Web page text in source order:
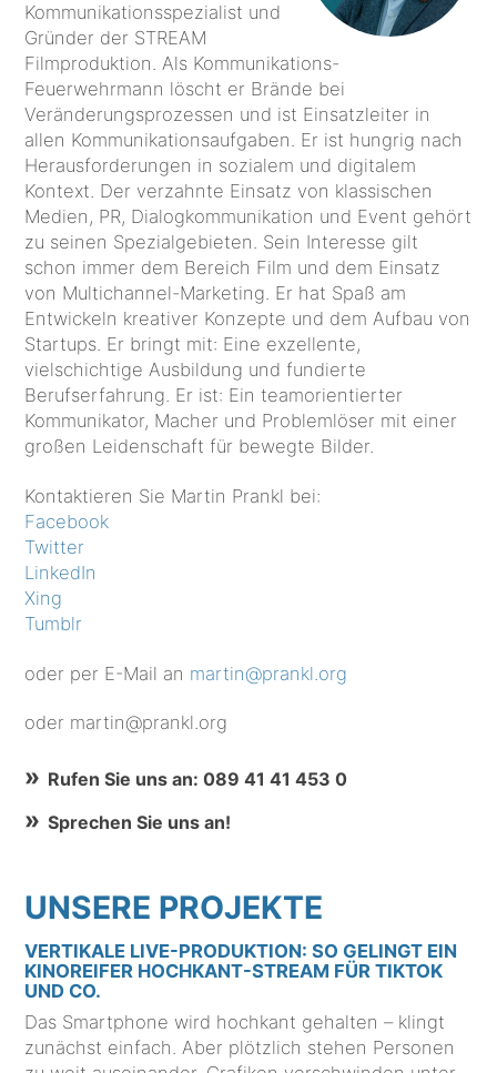
Kommunikationsspezialist und
Gründer der STREAM
Filmproduktion. Als Kommunikations-
Feuerwehrmann löscht er Brände bei
Veränderungsprozessen und ist Einsatzleiter in
allen Kommunikationsaufgaben. Er ist hungrig nach
Herausforderungen in sozialem und digitalem
Kontext. Der verzahnte Einsatz von klassischen
Medien, PR, Dialogkommunikation und Event gehört
zu seinen Spezialgebieten. Sein Interesse gilt
schon immer dem Bereich Film und dem Einsatz
von Multichannel-Marketing. Er hat Spaß am
Entwickeln kreativer Konzepte und dem Aufbau von
Startups. Er bringt mit: Eine exzellente,
vielschichtige Ausbildung und fundierte
Berufserfahrung. Er ist: Ein teamorientierter
Kommunikator, Macher und Problemlöser mit einer
großen Leidenschaft für bewegte Bilder.
Kontaktieren Sie Martin Prankl bei:
Facebook
Twitter
LinkedIn
Xing
Tumblr
oder per E-Mail an martin@prankl.org
oder martin@prankl.org
Rufen Sie uns an: 089 41 41 453 0
Sprechen Sie uns an!
UNSERE PROJEKTE
VERTIKALE LIVE-PRODUKTION: SO GELINGT EIN
KINOREIFER HOCHKANT-STREAM FÜR TIKTOK
UND CO.
Das Smartphone wird hochkant gehalten – klingt
zunächst einfach. Aber plötzlich stehen Personen